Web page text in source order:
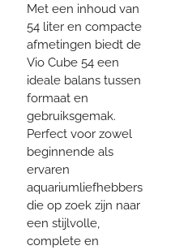
Met een inhoud van
54 liter en compacte
afmetingen biedt de
Vio Cube 54 een
ideale balans tussen
formaat en
gebruiksgemak.
Perfect voor zowel
beginnende als
ervaren
aquariumliefhebbers
die op zoek zijn naar
een stijlvolle,
complete en